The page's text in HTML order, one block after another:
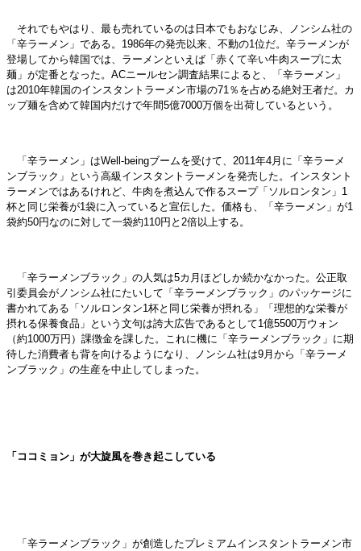
それでもやはり、最も売れているのは日本でもおなじみ、ノンシム社の
「辛ラーメン」である。1986年の発売以来、不動の1位だ。辛ラーメンが
登場してから韓国では、ラーメンといえば「赤くて辛い牛肉スープに太
麺」が定番となった。ACニールセン調査結果によると、「辛ラーメン」
は2010年韓国のインスタントラーメン市場の71％を占める絶対王者だ。カ
ップ麺を含めて韓国内だけで年間5億7000万個を出荷しているという。
「辛ラーメン」はWell-beingブームを受けて、2011年4月に「辛ラーメ
ンブラック」という高級インスタントラーメンを発売した。インスタント
ラーメンではあるけれど、牛肉を煮込んで作るスープ「ソルロンタン」1
杯と同じ栄養が1袋に入っていると宣伝した。価格も、「辛ラーメン」が1
袋約50円なのに対して一袋約110円と2倍以上する。
「辛ラーメンブラック」の人気は5カ月ほどしか続かなかった。公正取
引委員会がノンシム社にたいして「辛ラーメンブラック」のパッケージに
書かれてある「ソルロンタン1杯と同じ栄養が摂れる」「理想的な栄養が
摂れる保養食品」という文句は誇大広告であるとして1億5500万ウォン
（約1000万円）課徴金を課した。これに機に「辛ラーメンブラック」に期
待した消費者も背を向けるようになり、ノンシム社は9月から「辛ラーメ
ンブラック」の生産を中止してしまった。
「ココミョン」が大旋風を巻き起こしている
「辛ラーメンブラック」が創造したプレミアムインスタントラーメン市